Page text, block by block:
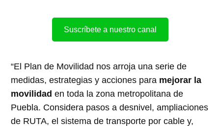
Suscríbete a nuestro canal
“El Plan de Movilidad nos arroja una serie de
medidas, estrategias y acciones para mejorar la
movilidad en toda la zona metropolitana de
Puebla. Considera pasos a desnivel, ampliaciones
de RUTA, el sistema de transporte por cable y,